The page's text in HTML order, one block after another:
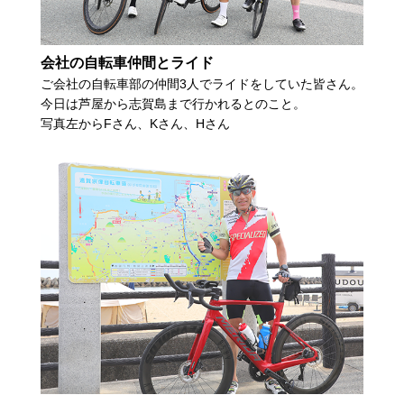
会社の自転車仲間とライド
ご会社の自転車部の仲間3人でライドをしていた皆さん。
今日は芦屋から志賀島まで行かれるとのこと。
写真左からFさん、Kさん、Hさん